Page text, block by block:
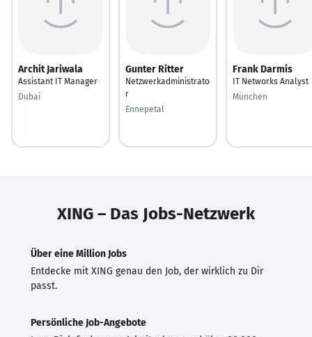
Archit Jariwala
Assistant IT Manager
Dubai
Gunter Ritter
Netzwerkadministrato
r
Ennepetal
Frank Darmis
IT Networks Analyst
München
XING – Das Jobs-Netzwerk
Über eine Million Jobs
Entdecke mit XING genau den Job, der wirklich zu Dir
passt.
Persönliche Job-Angebote